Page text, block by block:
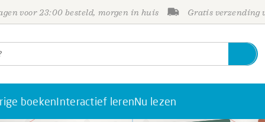
voor 23:00 besteld, morgen in huis Gratis verzending
boekenInteractief lerenNu lezen